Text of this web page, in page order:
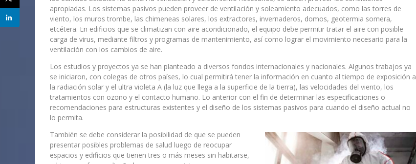
apropiadas. Los sistemas pasivos pueden proveer de ventilación y soleamiento adecuados, como las torres de
viento, los muros trombe, las chimeneas solares, los extractores, invernaderos, domos, geotermia somera,
etcétera. En edificios que se climatizan con aire acondicionado, el equipo debe permitir tratar el aire con posible
carga de virus, mediante filtros y programas de mantenimiento, así como lograr el movimiento necesario para la
ventilación con los cambios de aire.
Los estudios y proyectos ya se han planteado a diversos fondos internacionales y nacionales. Algunos trabajos ya
se iniciaron, con colegas de otros países, lo cual permitirá tener la información en cuanto al tiempo de exposición a
la radiación solar y el ultra violeta A (la luz que llega a la superficie de la tierra), las velocidades del viento, los
tratamientos con ozono y el contacto humano. Lo anterior con el fin de determinar las especificaciones o
recomendaciones para estructuras existentes y el diseño de los sistemas pasivos para cuando el diseño actual no
lo permita.
También se debe considerar la posibilidad de que se pueden
presentar posibles problemas de salud luego de reocupar
espacios y edificios que tienen tres o más meses sin habitarse,